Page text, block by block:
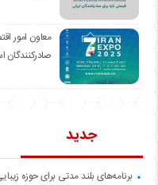
معاون امور
صادرکنندگان
جدید
برنامه‌های بلند مدتی برای حوزه